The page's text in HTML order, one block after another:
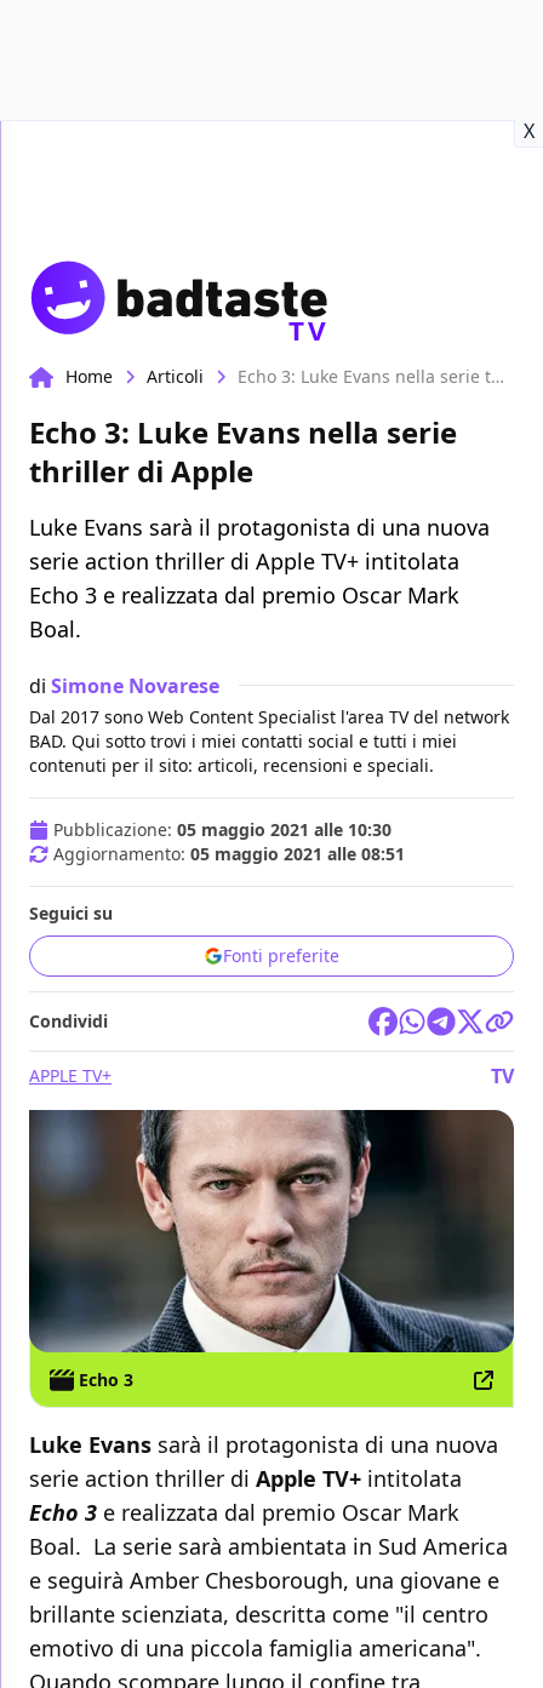
X
TV
Home Articoli Echo 3: Luke Evans nella serie thriller di Apple
Echo 3: Luke Evans nella serie
thriller di Apple
Luke Evans sarà il protagonista di una nuova
serie action thriller di Apple TV+ intitolata
Echo 3 e realizzata dal premio Oscar Mark
Boal.
di Simone Novarese
Dal 2017 sono Web Content Specialist l'area TV del network
BAD. Qui sotto trovi i miei contatti social e tutti i miei
contenuti per il sito: articoli, recensioni e speciali.
Pubblicazione: 05 maggio 2021 alle 10:30
Aggiornamento: 05 maggio 2021 alle 08:51
Seguici su
Fonti preferite
Condividi
APPLE TV+ TV
Echo 3
Luke Evans sarà il protagonista di una nuova
serie action thriller di Apple TV+ intitolata
Echo 3 e realizzata dal premio Oscar Mark
Boal. La serie sarà ambientata in Sud America
e seguirà Amber Chesborough, una giovane e
brillante scienziata, descritta come "il centro
emotivo di una piccola famiglia americana".